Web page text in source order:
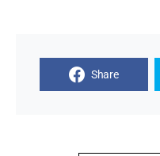
Share